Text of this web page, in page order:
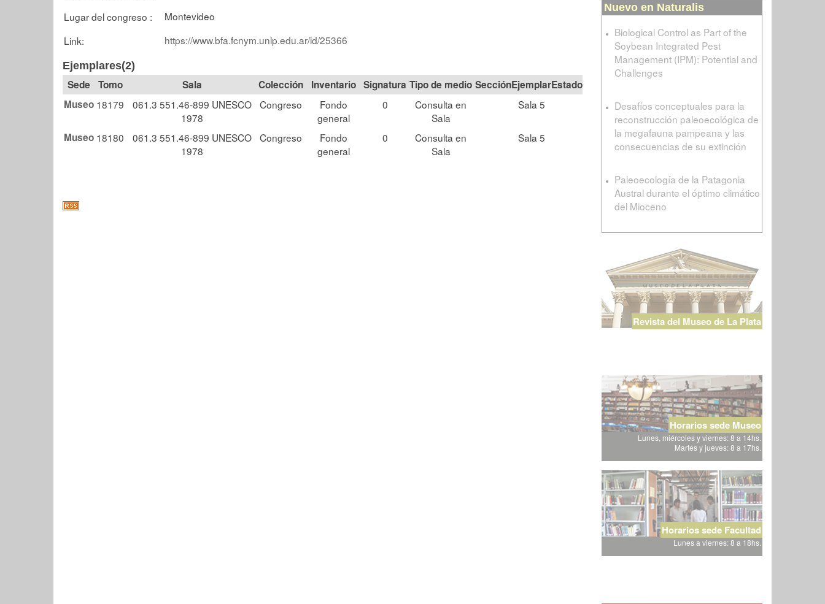
Lugar del congreso :
Montevideo
Link:
https://www.bfa.fcnym.unlp.edu.ar/id/25366
Ejemplares(2)
Tomo Sala Colección Signatura Tipo de medio Sección
Estado
Museo 18179
061.3 551.46-899 UNESCO
1978
Congreso
Fondo
general
0
Consulta en
Sala
Sala 5
Museo 18180
061.3 551.46-899 UNESCO
1978
Congreso
Fondo
general
0
Consulta en
Sala
Sala 5
Nuevo en Naturalis
Biological Control as Part of the
Soybean Integrated Pest
Management (IPM): Potential and
Challenges
Desafíos conceptuales para la
reconstrucción paleoecológica de
la megafauna pampeana y las
consecuencias de su extinción
Paleoecología de la Patagonia
Austral durante el óptimo climático
del Mioceno
Revista del Museo de La Plata
Horarios sede Museo
Lunes, miércoles y viernes: 8 a 14hs.
Martes y jueves: 8 a 17hs.
Horarios sede Facultad
Lunes a viernes: 8 a 18hs.